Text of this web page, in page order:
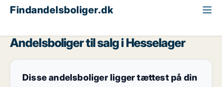
Findandelsboliger.dk
Andelsboliger til salg i Hesselager
Disse andelsboliger ligger tættest på din